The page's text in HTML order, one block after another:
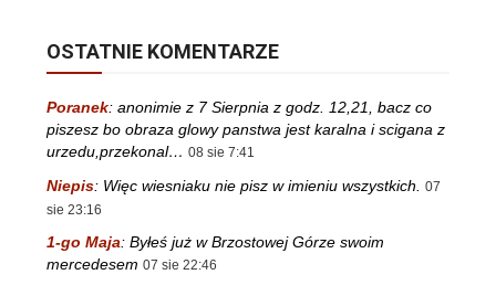
OSTATNIE KOMENTARZE
Poranek: anonimie z 7 Sierpnia z godz. 12,21, bacz co
piszesz bo obraza glowy panstwa jest karalna i scigana z
urzedu,przekonal… 08 sie 7:41
Niepis: Więc wiesniaku nie pisz w imieniu wszystkich.
07
sie 23:16
1-go Maja: Byłeś już w Brzostowej Górze swoim
mercedesem 07 sie 22:46